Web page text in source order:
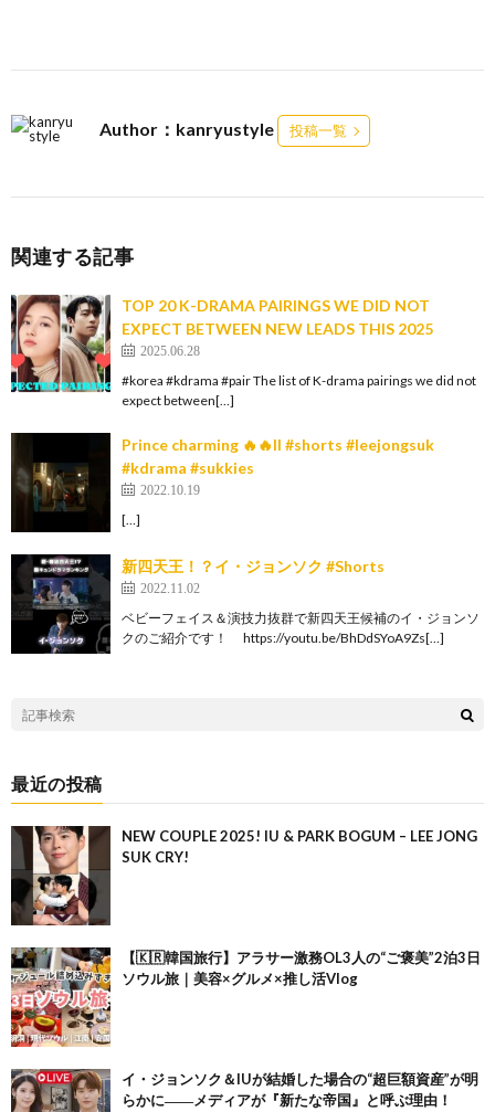
Author：kanryustyle 投稿一覧
関連する記事
TOP 20 K-DRAMA PAIRINGS WE DID NOT
EXPECT BETWEEN NEW LEADS THIS 2025
2025.06.28
#korea #kdrama #pair The list of K-drama pairings we did not
expect between[…]
Prince charming 🔥🔥ll #shorts #leejongsuk
#kdrama #sukkies
2022.10.19
[…]
新四天王！？イ・ジョンソク #Shorts
2022.11.02
ベビーフェイス＆演技力抜群で新四天王候補のイ・ジョンソ
クのご紹介です！ https://youtu.be/BhDdSYoA9Zs[…]
最近の投稿
NEW COUPLE 2025! IU & PARK BOGUM – LEE JONG
SUK CRY!
【🇰🇷韓国旅行】アラサー激務OL3人の“ご褒美”2泊3日
ソウル旅｜美容×グルメ×推し活Vlog
イ・ジョンソク＆IUが結婚した場合の“超巨額資産”が明
らかに――メディアが『新たな帝国』と呼ぶ理由！